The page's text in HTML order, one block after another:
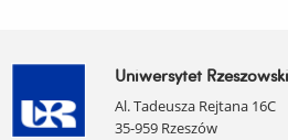
Uniwersytet Rzeszowski
Al. Tadeusza Rejtana 16C
35-959 Rzeszów